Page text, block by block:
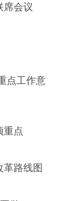
席会议
点工作意
重点
革路线图